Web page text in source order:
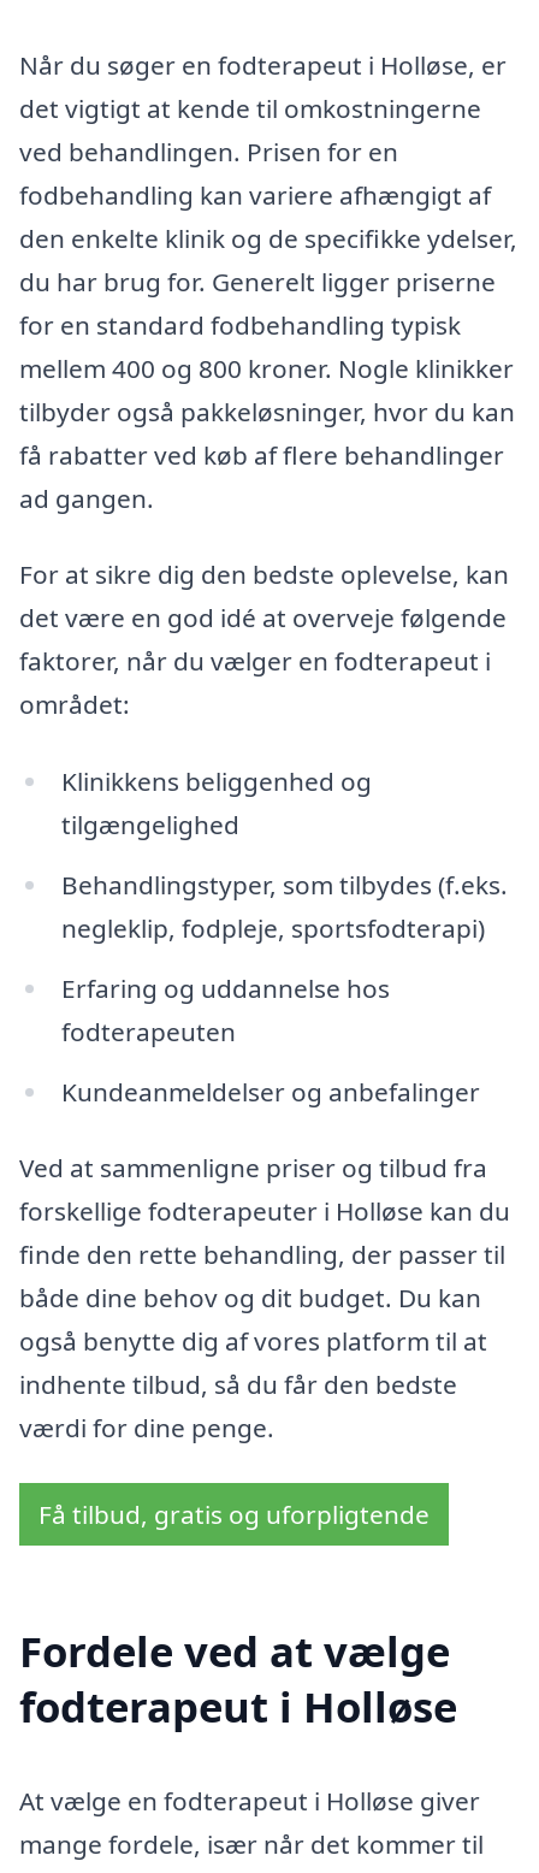
Når du søger en fodterapeut i Holløse, er
det vigtigt at kende til omkostningerne
ved behandlingen. Prisen for en
fodbehandling kan variere afhængigt af
den enkelte klinik og de specifikke ydelser,
du har brug for. Generelt ligger priserne
for en standard fodbehandling typisk
mellem 400 og 800 kroner. Nogle klinikker
tilbyder også pakkeløsninger, hvor du kan
få rabatter ved køb af flere behandlinger
ad gangen.
For at sikre dig den bedste oplevelse, kan
det være en god idé at overveje følgende
faktorer, når du vælger en fodterapeut i
området:
Klinikkens beliggenhed og
tilgængelighed
Behandlingstyper, som tilbydes (f.eks.
negleklip, fodpleje, sportsfodterapi)
Erfaring og uddannelse hos
fodterapeuten
Kundeanmeldelser og anbefalinger
Ved at sammenligne priser og tilbud fra
forskellige fodterapeuter i Holløse kan du
finde den rette behandling, der passer til
både dine behov og dit budget. Du kan
også benytte dig af vores platform til at
indhente tilbud, så du får den bedste
værdi for dine penge.
Få tilbud, gratis og uforpligtende
Fordele ved at vælge
fodterapeut i Holløse
At vælge en fodterapeut i Holløse giver
mange fordele, især når det kommer til